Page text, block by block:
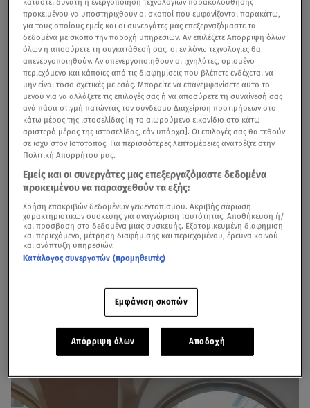
Λίγες ώρες πριν από τον Α' Ημιτελικό της
2026, στον οποίο διαγωνίζεται η Ελλάδα με τονAkyla
Ferto , ο Γιώργος Καπουτζίδης
και η Μαρία Κοζάκου
είχαν μια χαλαρή συζήτηση με τους δημοσιογράφους σε
ένα από τα ιστορικότερα καφέ της Βιέννης.
Akylas: Από μουσικός του δρόμου στην ευρωπαϊκή
σκηνή της Eurovision 2026
προκειμένου να υποστηριχθούν οι σκοποί που εμφανίζονται παρακάτω,
για τους οποίους εμείς και οι συνεργάτες μας επεξεργαζόμαστε τα
δεδομένα με σκοπό την παροχή υπηρεσιών. Αν επιλέξετε Απόρριψη όλων
όλων ή αποσύρετε τη συγκατάθεσή σας, οι εν λόγω τεχνολογίες θα
απενεργοποιηθούν. Αν απενεργοποιηθούν οι ιχνηλάτες, ορισμένο
περιεχόμενο και κάποιες από τις διαφημίσεις που βλέπετε ενδέχεται να
μην είναι τόσο σχετικές με εσάς. Μπορείτε να επανεμφανίσετε αυτό το
μενού για να αλλάξετε τις επιλογές σας ή να αποσύρετε τη συναίνεσή σας
ανά πάσα στιγμή πατώντας τον σύνδεσμο Διαχείριση προτιμήσεων στο
κάτω μέρος της ιστοσελίδας [ή το αιωρούμενο εικονίδιο στο κάτω
αριστερό μέρος της ιστοσελίδας, εάν υπάρχει]. Οι επιλογές σας θα τεθούν
σε ισχύ στον Ιστότοπος. Για περισσότερες λεπτομέρειες ανατρέξτε στην
Πολιτική Απορρήτου μας.
Εμείς και οι συνεργάτες μας επεξεργαζόμαστε δεδομένα
προκειμένου να παρασχεθούν τα εξής:
Χρήση επακριβών δεδομένων γεωεντοπισμού. Ακριβής σάρωση
χαρακτηριστικών συσκευής για αναγνώριση ταυτότητας. Αποθήκευση ή/
και πρόσβαση στα δεδομένα μιας συσκευής. Εξατομικευμένη διαφήμιση
και περιεχόμενο, μέτρηση διαφήμισης και περιεχομένου, έρευνα κοινού
και ανάπτυξη υπηρεσιών.
Κατάλογος συνεργατών (προμηθευτές)
Εμφάνιση σκοπών
Απόρριψη όλων Αποδοχή